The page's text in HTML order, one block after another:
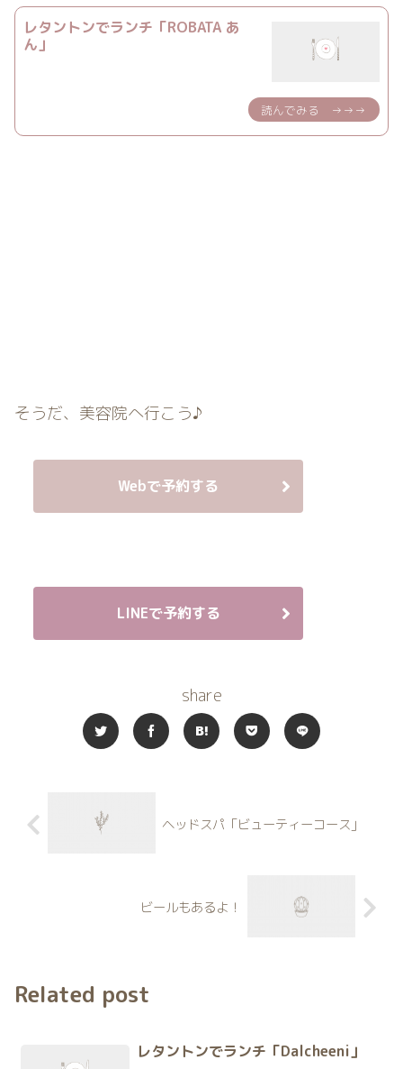
レタントンでランチ「ROBATA あ
ん」
そうだ、美容院へ行こう♪
Webで予約する
LINEで予約する
share
ヘッドスパ「ビューティーコース」
ビールもあるよ！
Related post
レタントンでランチ「Dalcheeni」